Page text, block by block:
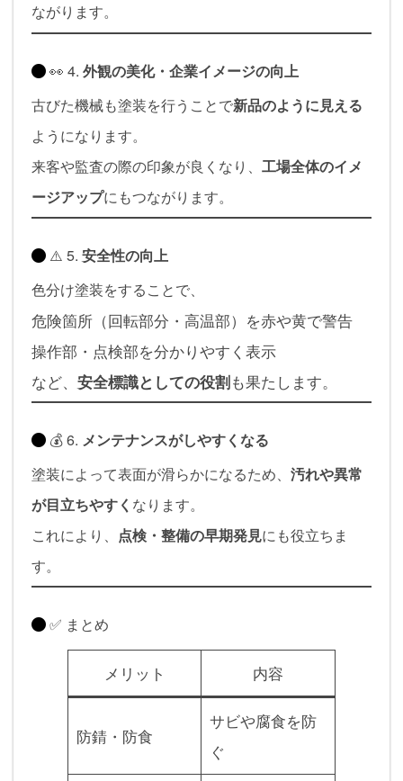
ながります。
👀 4. 外観の美化・企業イメージの向上
古びた機械も塗装を行うことで新品のように見える
ようになります。
来客や監査の際の印象が良くなり、 工場全体のイメ
ージアップにもつながります。
⚠️ 5. 安全性の向上
色分け塗装をすることで、
危険箇所（回転部分・高温部）を赤や黄で警告
操作部・点検部を分かりやすく表示
など、 安全標識としての役割も果たします。
💰 6. メンテナンスがしやすくなる
塗装によって表面が滑らかになるため、 汚れや異常
が目立ちやすく なります。
これにより、 点検・整備の早期発見にも役立ちま
す。
✅ まとめ
メリット 内容
防錆・防食
サビや腐食を防
ぐ